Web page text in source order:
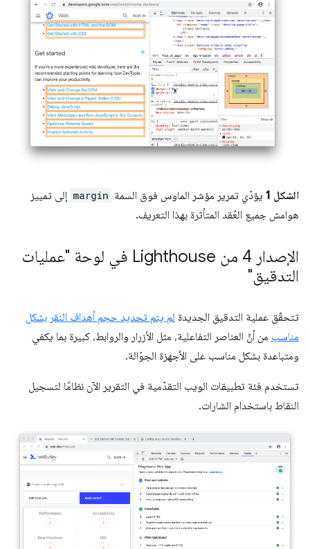
الشكل 1 يؤدّي تمرير مؤشر الماوس فوق السمة margin إلى تمييز
هوامش جميع العُقد المتأثرة بهذا التعريف.
الإصدار 4 من Lighthouse في لوحة "عمليات
التدقيق"
تتحقّق عملية التدقيق الجديدة لم يتم تحديد حجم أهداف النقر بشكل
مناسب من أنّ العناصر التفاعلية، مثل الأزرار والروابط، كبيرة بما يكفي
ومتباعدة بشكل مناسب على الأجهزة الجوّالة.
تستخدم فئة تطبيقات الويب التقدّمية في التقرير الآن نظامًا لتسجيل
النقاط باستخدام الشارات.